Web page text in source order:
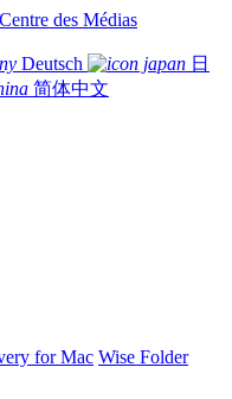
Centre des Médias
Deutsch
日
简体中文
for Mac Wise Folder